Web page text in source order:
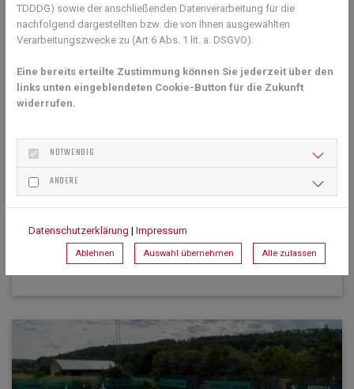
TERMINE DER TENNISABTEILUNG BIS ZUR
SAISONERÖFFNUNG 23
27. Januar 2023
TDDDG) sowie der anschließenden Datenverarbeitung für die
nachfolgend dargestellten bzw. die von Ihnen ausgewählten
Verarbeitungszwecke zu (Art 6 Abs. 1 lit. a. DSGVO).
Eine bereits erteilte Zustimmung können Sie jederzeit über den
links unten eingeblendeten Cookie-Button für die Zukunft
widerrufen.
NOTWENDIG
ANDERE
Datenschutzerklärung | Impressum
Ablehnen Auswahl übernehmen Alle zulassen